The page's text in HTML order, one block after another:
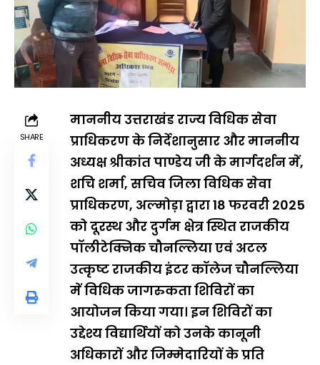
SHARE
माननीय उत्तराखंड राज्य विधिक सेवा
प्राधिकरण के निर्देशानुसार और माननीय
अध्यक्ष श्रीकांत पाण्डेय जी के मार्गदर्शन में,
शचि शर्मा, सचिव जिला विधिक सेवा
प्राधिकरण, अल्मोड़ा द्वारा 18 फरवरी 2025
को दूरस्थ और दुर्गम क्षेत्र स्थित राजकीय
पॉलीटेक्निक चौनल्लिया एवं अटल
उत्कृष्ट राजकीय इंटर कॉलेज चौनल्लिया
में विधिक जागरुकता शिविरों का
आयोजन किया गया। इन शिविरों का
उद्देश्य विद्यार्थियों को उनके कानूनी
अधिकारों और जिम्मेदारियों के प्रति